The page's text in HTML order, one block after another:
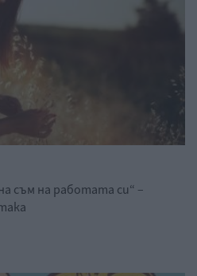
съм на работата си“ –